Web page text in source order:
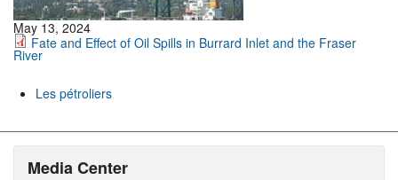
May 13, 2024
Fate and Effect of Oil Spills in Burrard Inlet and the Fraser
River
Les pétroliers
Media Center